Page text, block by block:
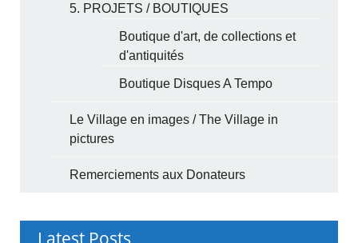
5. PROJETS / BOUTIQUES
Boutique d'art, de collections et
d'antiquités
Boutique Disques A Tempo
Le Village en images / The Village in
pictures
Remerciements aux Donateurs
Latest Posts